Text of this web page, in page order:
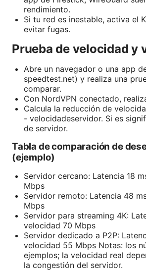
rendimiento.
Si tu red es inestable, activa el
evitar fugas.
Prueba de velocidad y
Abre un navegador o una app
speedtest.net) y realiza una
comparar.
Con NordVPN conectado,
Calcula la reducción de
- velocidadeservidor. Si es
de servidor.
Tabla de comparación de
(ejemplo)
Servidor cercano: Latencia 18
Mbps
Servidor remoto: Latencia 48
Mbps
Servidor para streaming 4K:
velocidad 70 Mbps
Servidor dedicado a P2P:
velocidad 55 Mbps Notas: los
ejemplos; la velocidad real
la congestión del servidor.